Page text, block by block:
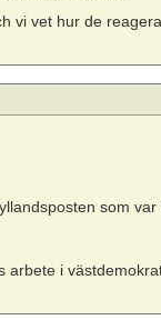
vi vet hur de
som var
i